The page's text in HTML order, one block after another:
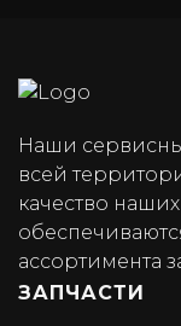
Наши
всей
качество
ассортимента
ЗАПЧАСТИ